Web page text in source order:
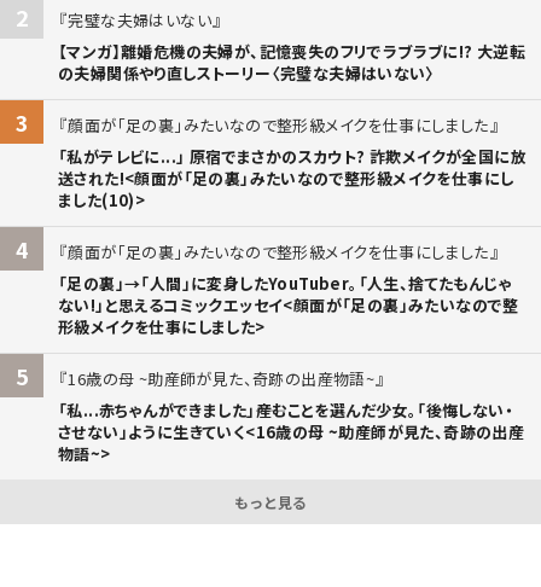
2
完璧な夫婦はいない
【マンガ】離婚危機の夫婦が、記憶喪失のフリでラブラブに!? 大逆転
の夫婦関係やり直しストーリー〈完璧な夫婦はいない〉
3
顔面が「足の裏」みたいなので整形級メイクを仕事にしました
「私がテレビに...」 原宿でまさかのスカウト? 詐欺メイクが全国に放
送された!<顔面が「足の裏」みたいなので整形級メイクを仕事にし
ました(10)>
4
顔面が「足の裏」みたいなので整形級メイクを仕事にしました
「足の裏」→「人間」に変身したYouTuber。「人生、捨てたもんじゃ
ない!」と思えるコミックエッセイ<顔面が「足の裏」みたいなので整
形級メイクを仕事にしました>
5
16歳の母 ~助産師が見た、奇跡の出産物語~
「私...赤ちゃんができました」――産むことを選んだ少女。「後悔しない・
させない」ように生きていく<16歳の母 ~助産師が見た、奇跡の出産
物語~>
もっと見る